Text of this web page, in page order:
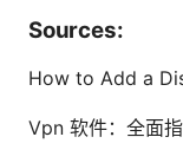
Sources:
How to Add a
Vpn 软件：全面